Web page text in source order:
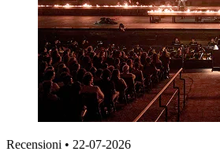
Recensioni • 22-07-2026